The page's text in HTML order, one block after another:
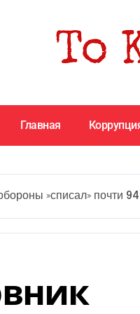
Главная
»списал» почти